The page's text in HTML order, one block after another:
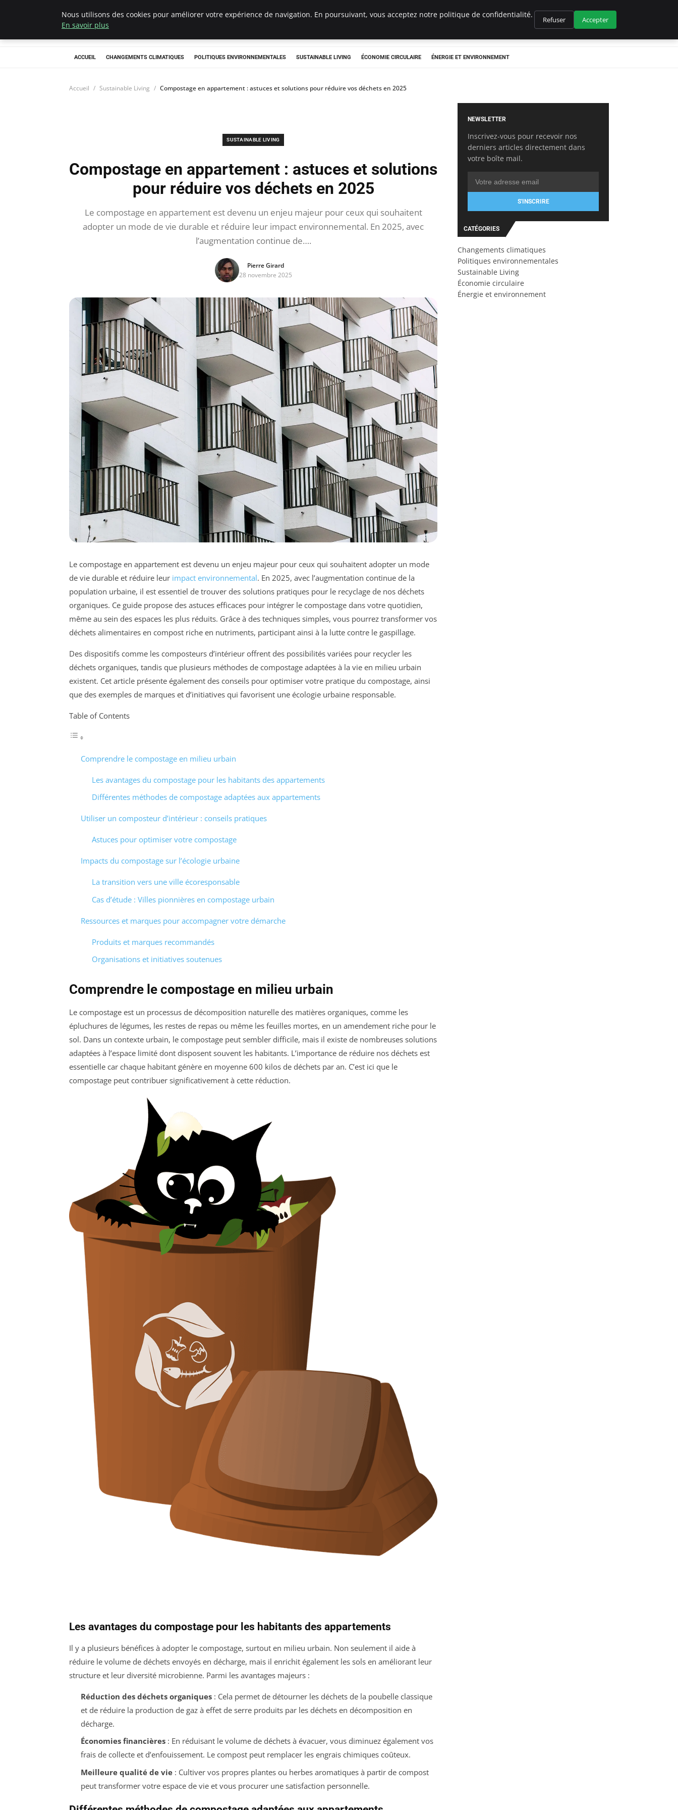
Climategatecountryclub.com
ACCUEIL CHANGEMENTS CLIMATIQUES POLITIQUES ENVIRONNEMENTALES SUSTAINABLE LIVING ÉCONOMIE CIRCULAIRE ÉNERGIE ET ENVIRONNEMENT
Accueil Sustainable Living Compostage en appartement : astuces et solutions pour réduire vos déchets en 2025
SUSTAINABLE LIVING
Compostage en appartement : astuces et solutions
pour réduire vos déchets en 2025
Le compostage en appartement est devenu un enjeu majeur pour ceux qui souhaitent
adopter un mode de vie durable et réduire leur impact environnemental. En 2025, avec
l’augmentation continue de….
Pierre Girard
28 novembre 2025
Le compostage en appartement est devenu un enjeu majeur pour ceux qui souhaitent adopter un mode
de vie durable et réduire leur impact environnemental. En 2025, avec l’augmentation continue de la
population urbaine, il est essentiel de trouver des solutions pratiques pour le recyclage de nos déchets
organiques. Ce guide propose des astuces efficaces pour intégrer le compostage dans votre quotidien,
même au sein des espaces les plus réduits. Grâce à des techniques simples, vous pourrez transformer vos
déchets alimentaires en compost riche en nutriments, participant ainsi à la lutte contre le gaspillage.
Des dispositifs comme les composteurs d’intérieur offrent des possibilités variées pour recycler les
déchets organiques, tandis que plusieurs méthodes de compostage adaptées à la vie en milieu urbain
existent. Cet article présente également des conseils pour optimiser votre pratique du compostage, ainsi
que des exemples de marques et d’initiatives qui favorisent une écologie urbaine responsable.
Table of Contents
Comprendre le compostage en milieu urbain
Les avantages du compostage pour les habitants des appartements
Différentes méthodes de compostage adaptées aux appartements
Utiliser un composteur d’intérieur : conseils pratiques
Astuces pour optimiser votre compostage
Impacts du compostage sur l’écologie urbaine
La transition vers une ville écoresponsable
Cas d’étude : Villes pionnières en compostage urbain
Ressources et marques pour accompagner votre démarche
Produits et marques recommandés
Organisations et initiatives soutenues
Comprendre le compostage en milieu urbain
Le compostage est un processus de décomposition naturelle des matières organiques, comme les
épluchures de légumes, les restes de repas ou même les feuilles mortes, en un amendement riche pour le
sol. Dans un contexte urbain, le compostage peut sembler difficile, mais il existe de nombreuses solutions
adaptées à l’espace limité dont disposent souvent les habitants. L’importance de réduire nos déchets est
essentielle car chaque habitant génère en moyenne 600 kilos de déchets par an. C’est ici que le
compostage peut contribuer significativement à cette réduction.
Les avantages du compostage pour les habitants des appartements
Il y a plusieurs bénéfices à adopter le compostage, surtout en milieu urbain. Non seulement il aide à
réduire le volume de déchets envoyés en décharge, mais il enrichit également les sols en améliorant leur
structure et leur diversité microbienne. Parmi les avantages majeurs :
Réduction des déchets organiques: Cela permet de détourner les déchets de la poubelle classique
et de réduire la production de gaz à effet de serre produits par les déchets en décomposition en
décharge.
Économies financières: En réduisant le volume de déchets à évacuer, vous diminuez également vos
frais de collecte et d’enfouissement. Le compost peut remplacer les engrais chimiques coûteux.
Meilleure qualité de vie: Cultiver vos propres plantes ou herbes aromatiques à partir de compost
peut transformer votre espace de vie et vous procurer une satisfaction personnelle.
NEWSLETTER
Inscrivez-vous pour recevoir nos
derniers articles directement dans
votre boîte mail.
S'INSCRIRE
CATÉGORIES
Changements climatiques
Politiques environnementales
Sustainable Living
Économie circulaire
Énergie et environnement
Nous utilisons des cookies pour améliorer votre expérience de navigation. En poursuivant, vous acceptez notre politique de confidentialité.
En savoir plus
Refuser Accepter